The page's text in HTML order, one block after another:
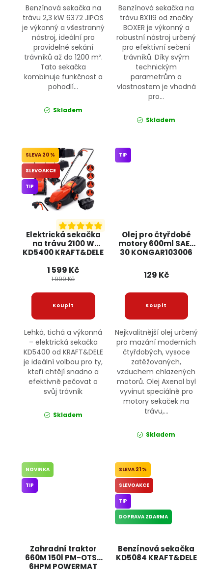
Benzínová sekačka na
trávu 2,3 kW 6372 JIPOS
je výkonný a všestranný
nástroj, ideální pro
pravidelné sekání
trávníků až do 1200 m².
Tato sekačka
kombinuje funkčnost a
pohodlí...
Skladem
Benzínová sekačka na
trávu BX119 od značky
BOXER je výkonný a
robustní nástroj určený
pro efektivní sečení
trávníků. Díky svým
technickým
parametrům a
vlastnostem je vhodná
pro...
Skladem
Elektrická sekačka
na trávu 2100 W
KD5400 KRAFT&DELE
20 %
SLEVOAKCE
TIP
1 599 Kč
1 999 Kč
Lehká, tichá a výkonná
– elektrická sekačka
KD5400 od KRAFT&DELE
je ideální volbou pro ty,
kteří chtějí snadno a
efektivně pečovat o
svůj trávník
Skladem
Olej pro čtyřdobé
motory 600ml SAE-
30 KONGAR103006
TIP
129 Kč
Nejkvalitnější olej určený
pro mazání moderních
čtyřdobých, vysoce
zatěžovaných,
vzduchem chlazených
motorů. Olej Axenol byl
vyvinut speciálně pro
motory sekaček na
trávu,...
Skladem
Zahradní traktor
660M 150l PM-OTS-
6HPM POWERMAT
NOVINKA
TIP
Benzínová sekačka
KD5084 KRAFT&DELE
21 %
SLEVOAKCE
TIP
DOPRAVA ZDARMA